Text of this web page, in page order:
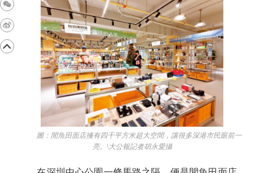
圖：閒魚田面店擁有四千平方米超大空間，讓很多深港市民眼前一
亮。\大公報記者胡永愛攝